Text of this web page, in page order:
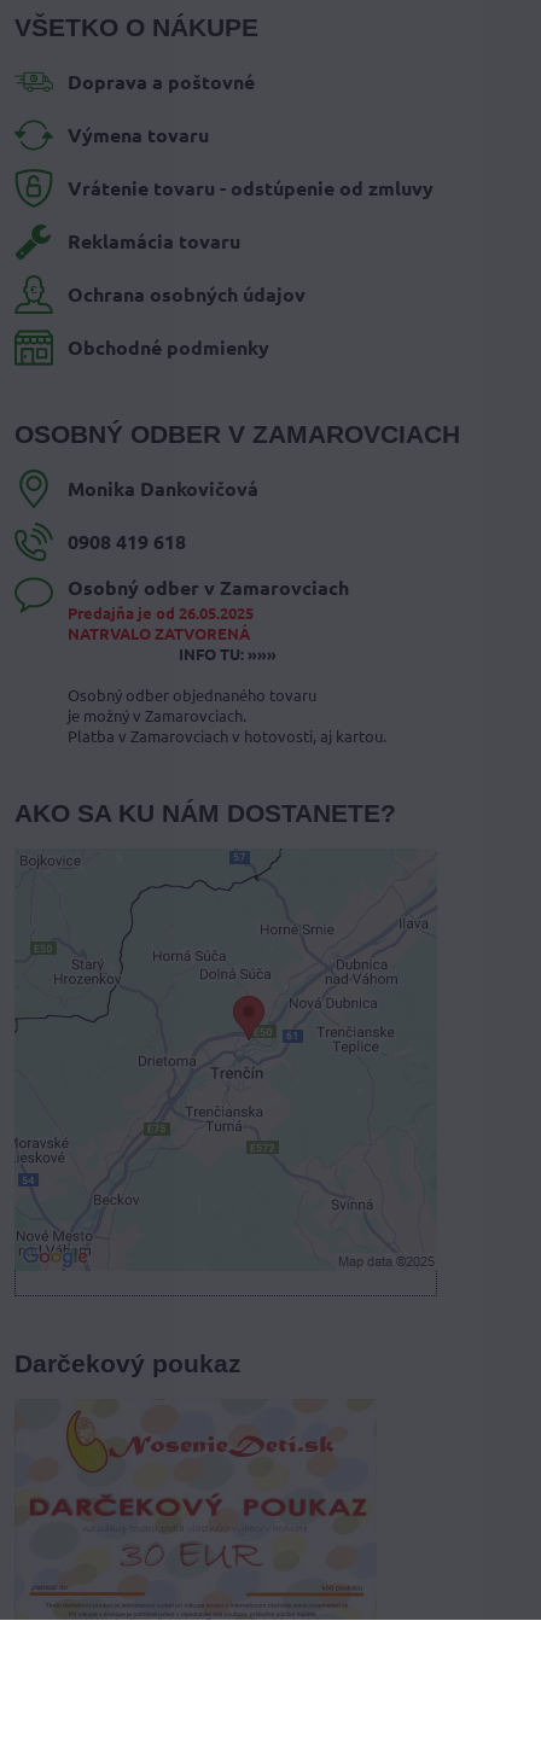
VŠETKO O NÁKUPE
Doprava a poštovné
Výmena tovaru
Vrátenie tovaru - odstúpenie od zmluvy
Reklamácia tovaru
Ochrana osobných údajov
Obchodné podmienky
OSOBNÝ ODBER V ZAMAROVCIACH
Monika Dankovičová
0908 419 618
Osobný odber v Zamarovciach
Predajňa je od 26.05.2025
NATRVALO ZATVORENÁ
INFO TU: »»»
Osobný odber objednaného tovaru
je možný v Zamarovciach.
Platba v Zamarovciach v hotovosti, aj kartou.
AKO SA KU NÁM DOSTANETE?
Externý obsah je blokovaný
Voľbami súkromia
Prajete si načítať externý obsah?
Povoliť tentokrát
Povoliť a zapamätať - súhlas s druhom
cookie: Funkčné
Darčekový poukaz